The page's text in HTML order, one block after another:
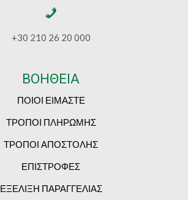
+30 210 26 20 000
ΒΟΗΘΕΙΑ
ΠΟΙΟΙ ΕΙΜΑΣΤΕ
ΤΡΟΠΟΙ ΠΛΗΡΩΜΗΣ
ΤΡΟΠΟΙ ΑΠΟΣΤΟΛΗΣ
ΕΠΙΣΤΡΟΦΕΣ
ΕΞΕΛΙΞΗ ΠΑΡΑΓΓΕΛΙΑΣ